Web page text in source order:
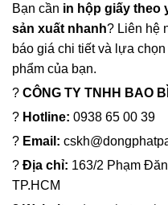
Bạn cần in hộp giấy theo
sản xuất nhanh? Liên hệ
báo giá chi tiết và lựa
phẩm của bạn.
? CÔNG TY TNHH BAO
? Hotline: 0938 65 00 39
? Email:
? Địa chỉ: 163/2 Phạm
TP.HCM